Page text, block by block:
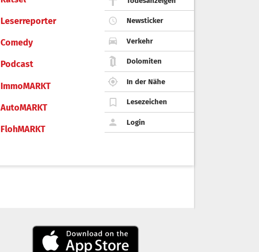
Leserreporter
Comedy
Podcast
ImmoMARKT
AutoMARKT
FlohMARKT
Newsticker
Verkehr
Dolomiten
In der Nähe
Lesezeichen
Login